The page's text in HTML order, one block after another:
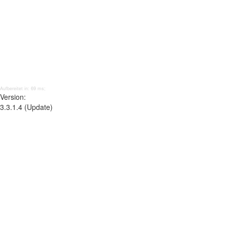
Aufbereitet in: 69 ms;
Version:
3.3.1.4 (Update)